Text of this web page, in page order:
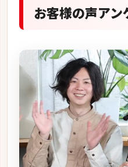
お客様の声アン